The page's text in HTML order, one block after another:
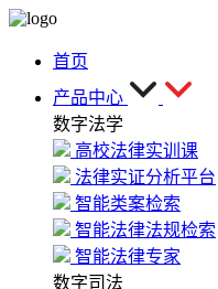
首页
产品中心
数字法学
高校法律实训课
法律实证分析平台
智能类案检索
智能法律法规检索
智能法律专家
数字司法